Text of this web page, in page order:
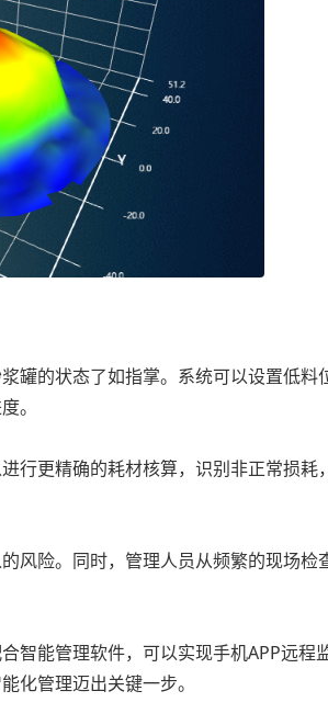
的状态了如指掌。系统可以设置低料
。
更精确的耗材核算，识别非正常损耗
险。同时，管理人员从频繁的现场检
能管理软件，可以实现手机APP远程
化管理迈出关键一步。